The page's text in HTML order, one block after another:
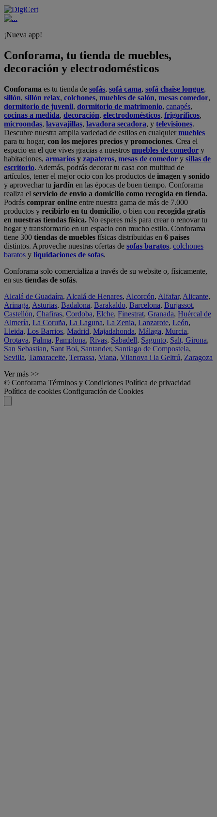
¡Nueva app!
Conforama, tu tienda de muebles,
decoración y electrodomésticos
Conforama es tu tienda de sofás, sofá cama, sofá chaise longue,
sillón, sillón relax, colchones, muebles de salón, mesas comedor,
dormitorio de juvenil, dormitorio de matrimonio, canapés,
cocinas a medida, decoración, electrodomésticos, frigoríficos,
microondas, lavavajillas, lavadora secadora, y televisiones.
Descubre nuestra amplia variedad de estilos en cualquiermuebles
para tu hogar, con los mejores precios y promociones. Crea el
espacio en el que vives gracias a nuestros muebles de comedor y
habitaciones, armarios y zapateros, mesas de comedor y sillas de
escritorio. Además, podrás decorar tu casa con multitud de
artículos, tener el mejor ocio con los productos de imagen y sonido
y aprovechar tu jardín en las épocas de buen tiempo. Conforama
realiza el servicio de envío a domicilio como recogida en tienda.
Podrás comprar online entre nuestra gama de más de 7.000
productos y recibirlo en tu domicilio, o bien con recogida gratis
en nuestras tiendas física. No esperes más para crear o renovar tu
hogar y transformarlo en un espacio con mucho estilo. Conforama
tiene 300 tiendas de muebles físicas distribuidas en 6 países
distintos. Aproveche nuestras ofertas de sofas baratos, colchones
baratos y liquidaciones de sofas.
Conforama solo comercializa a través de su website o, físicamente,
en sus tiendas de sofás.
Alcalá de Guadaíra, Alcalá de Henares, Alcorcón, Alfafar, Alicante,
Arinaga, Asturias, Badalona, Barakaldo, Barcelona, Burjassot,
Castellón, Chafiras, Cordoba, Elche, Finestrat, Granada, Huércal de
Almería, La Coruña, La Laguna, La Zenia, Lanzarote, León,
Lleida, Los Barrios, Madrid, Majadahonda, Málaga, Murcia,
Orotava, Palma, Pamplona, Rivas, Sabadell, Sagunto, Salt, Girona,
San Sebastian, Sant Boi, Santander, Santiago de Compostela,
Sevilla, Tamaraceite, Terrassa, Viana, Vilanova i la Geltrú, Zaragoza
Ver más >>
© Conforama Términos y Condiciones Política de privacidad
Política de cookies Configuración de Cookies